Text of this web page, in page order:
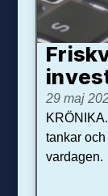
29 maj
tankar
vardagen.